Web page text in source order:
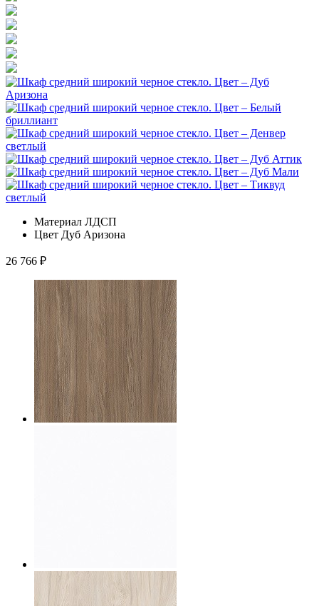
Материал ЛДСП
Цвет Дуб Аризона
26 766 ₽